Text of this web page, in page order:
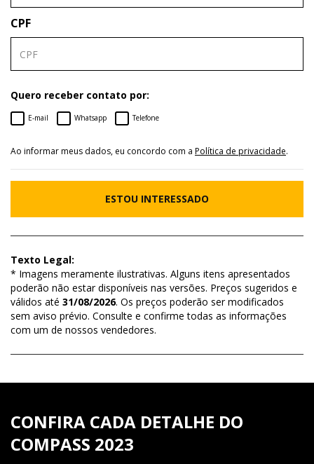
CPF
Quero receber contato por:
E-mail Whatsapp Telefone
Ao informar meus dados, eu concordo com a Política de privacidade.
ESTOU INTERESSADO
Texto Legal:
* Imagens meramente ilustrativas. Alguns itens apresentados
poderão não estar disponíveis nas versões. Preços sugeridos e
válidos até 31/08/2026. Os preços poderão ser modificados
sem aviso prévio. Consulte e confirme todas as informações
com um de nossos vendedores.
CONFIRA CADA DETALHE DO
COMPASS 2023